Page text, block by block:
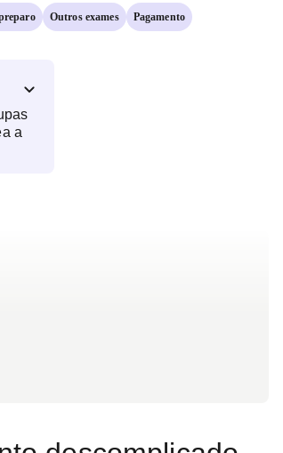
Outros exames Pagamento
a